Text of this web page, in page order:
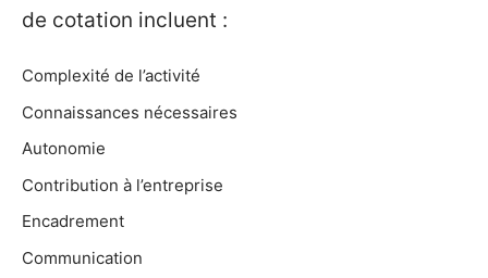
de cotation incluent :
Complexité de l’activité
Connaissances nécessaires
Autonomie
Contribution à l’entreprise
Encadrement
Communication